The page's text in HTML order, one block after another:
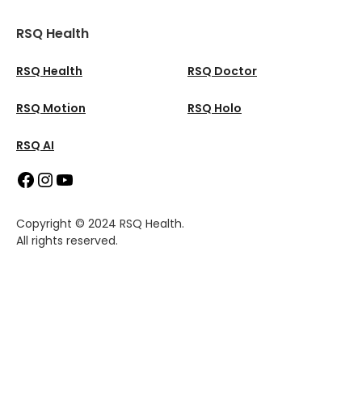
RSQ Health
RSQ Health RSQ Doctor
RSQ Motion RSQ Holo
RSQ AI
Copyright © 2024 RSQ Health.
All rights reserved.